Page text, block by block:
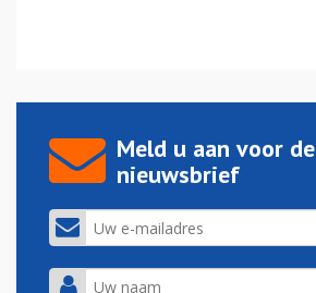
Meld u aan voor de
nieuwsbrief